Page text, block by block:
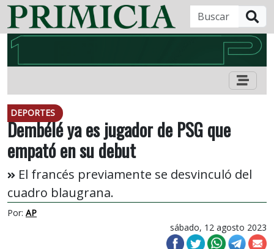
DEPORTES
Dembélé ya es jugador de PSG que
empató en su debut
El francés previamente se desvinculó del
cuadro blaugrana.
Por: AP
sábado, 12 agosto 2023